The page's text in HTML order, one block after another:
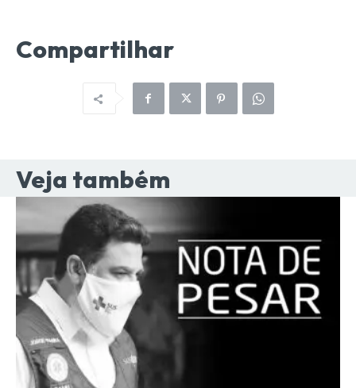
Compartilhar
Veja também